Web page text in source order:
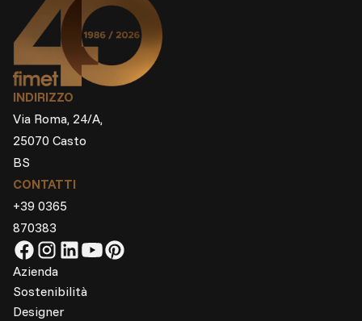
INDIRIZZO
Via Roma, 24/A,
25070 Casto
BS
CONTATTI
+39 0365
870383
Azienda
Sostenibilità
Designer